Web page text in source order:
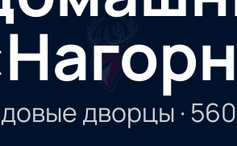
дворцы ·